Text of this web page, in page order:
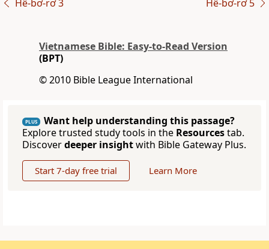
Hê-bơ-rơ 3 Hê-bơ-rơ 5
Vietnamese Bible: Easy-to-Read Version
(BPT)
© 2010 Bible League International
PLUS
Want help understanding this passage?
Explore trusted study tools in the Resourcestab.
Discoverdeeper insightwith Bible Gateway Plus.
Start 7-day free trial Learn More